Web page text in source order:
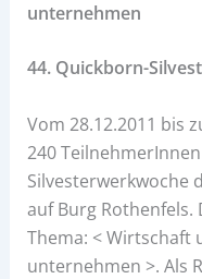
unternehmen
44. Quickborn-
Vom 28.12.2011 bis
240
Silvesterwerkwoche
auf Burg
Thema: < Wirtschaft
unternehmen >. Als